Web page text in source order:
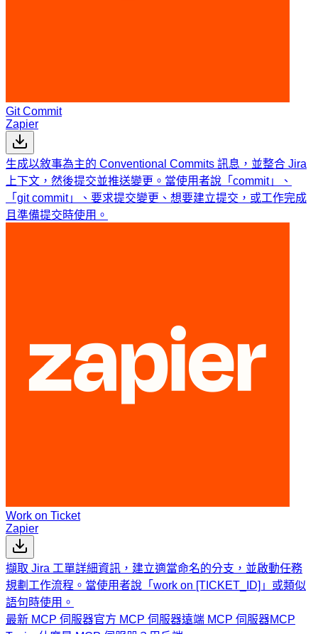
Git Commit
Zapier
生成以敘事為主的 Conventional Commits 訊息，並整合 Jira
上下文，然後提交並推送變更。當使用者說「commit」、
「git commit」、要求提交變更、想要建立提交，或工作完成
且準備提交時使用。
Work on Ticket
Zapier
擷取 Jira 工單詳細資訊，建立適當命名的分支，並啟動任務
規劃工作流程。當使用者說「work on [TICKET_ID]」或類似
語句時使用。
最新 MCP 伺服器官方 MCP 伺服器遠端 MCP 伺服器MCP